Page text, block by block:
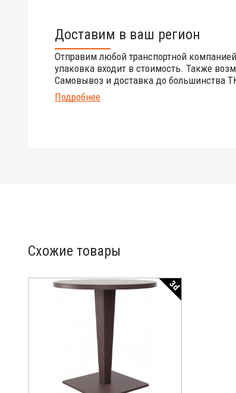
Доставим в ваш регион
Отправим любой транспортной
упаковка входит в стоимость. Также
Самовывоз и доставка до большинства
Подробнее
Схожие товары
3d